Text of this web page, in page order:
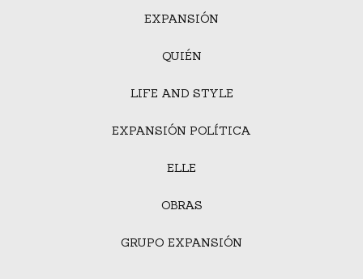
EXPANSIÓN
QUIÉN
LIFE AND STYLE
EXPANSIÓN POLÍTICA
ELLE
OBRAS
GRUPO EXPANSIÓN